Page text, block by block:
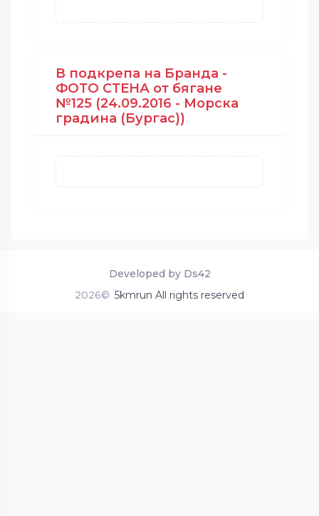
В подкрепа на Бранда -
ФОТО СТЕНА от бягане
№125 (24.09.2016 - Морска
градина (Бургас))
2026© 5kmrun All rights reserved
Developed by Ds42